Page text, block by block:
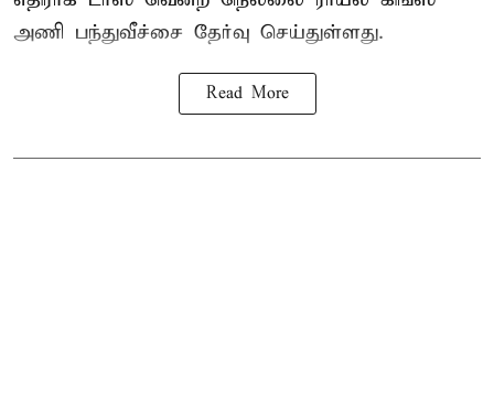
அணி பந்துவீச்சை தேர்வு செய்துள்ளது.
Read More